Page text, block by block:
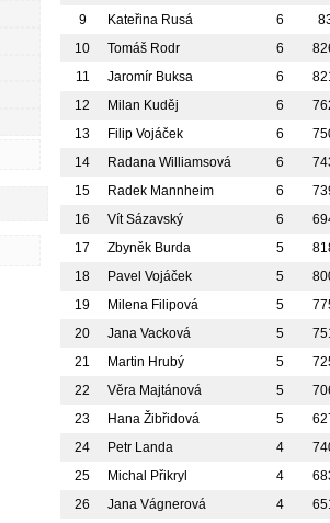
9
Kateřina Rusá 6
10
Tomáš Rodr 6
11
Jaromír Buksa 6
12
Milan Kuděj 6
13
Filip Vojáček 6
14
Radana Williamsová 6
15
Radek Mannheim 6
16
Vít Sázavský 6
17
Zbyněk Burda 5
18
Pavel Vojáček 5
19
Milena Filipová 5
20
Jana Vacková 5
21
Martin Hrubý 5
22
Věra Majtánová 5
23
Hana Žibřidová 5
24
Petr Landa 4
25
Michal Přikryl 4
26
Jana Vágnerová 4